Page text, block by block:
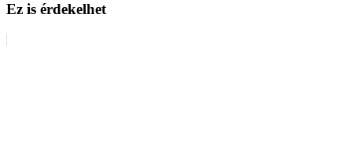
Ez is érdekelhet